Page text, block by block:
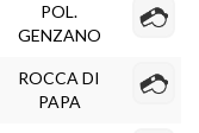
POL.
GENZANO
ROCCA DI
PAPA